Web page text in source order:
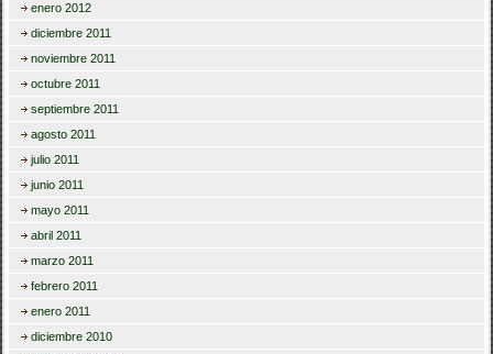
enero 2012
diciembre 2011
noviembre 2011
octubre 2011
septiembre 2011
agosto 2011
julio 2011
junio 2011
mayo 2011
abril 2011
marzo 2011
febrero 2011
enero 2011
diciembre 2010